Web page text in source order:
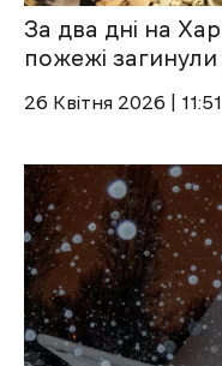
За два дні на
пожежі
26 Квітня 2026 | 11:51